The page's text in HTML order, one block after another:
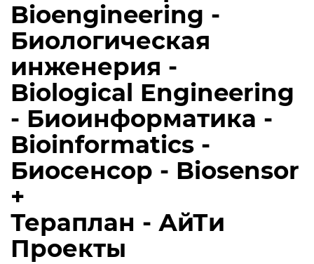
Bioengineering -
Биологическая
инженерия -
Biological Engineering
- Биоинформатика -
Bioinformatics -
Биосенсор - Biosensor
+
Тераплан - АйТи
Проекты